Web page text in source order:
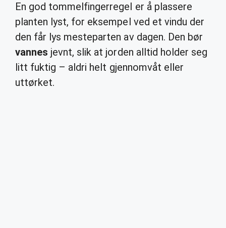
En god tommelfingerregel er å plassere
planten lyst, for eksempel ved et vindu der
den får lys mesteparten av dagen. Den bør
vannes jevnt, slik at jorden alltid holder seg
litt fuktig – aldri helt gjennomvåt eller
uttørket.